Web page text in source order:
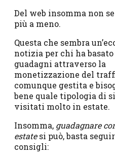
Del web insomma non
più a meno.
Questa che sembra
notizia per chi ha
guadagni attraverso la
monetizzazione del
comunque gestita e
bene quale tipologia di
visitati molto in estate.
Insomma, guadagnare
estatesi può, basta
consigli: